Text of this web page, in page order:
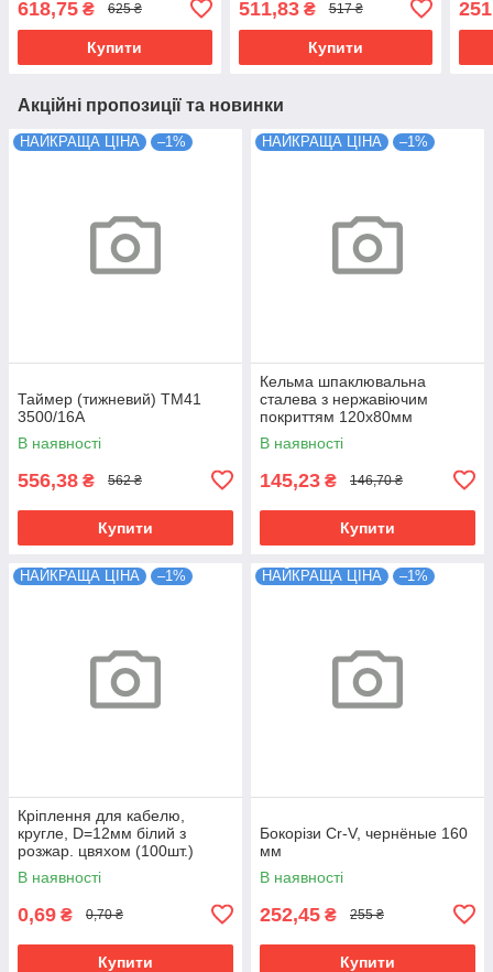
618,75 ₴ 625 ₴
Купити
511,83₴ 517 ₴
Купити
Акційні пропозиції та новинки
НАЙКРАЩА ЦІНА –1%
Таймер (тижневий) ТМ41
3500/16А
В наявності
556,38 ₴ 562 ₴
Купити
НАЙКРАЩА ЦІНА –1%
Кельма шпаклювальна
сталева з нержавіючим
покриттям 120х80мм
В наявності
145,23 ₴ 146,70 ₴
Купити
НАЙКРАЩА ЦІНА –1%
Кріплення для кабелю,
кругле, D=12мм білий з
розжар. цвяхом (100шт.)
В наявності
0,69 ₴ 0,70 ₴
Купити
НАЙКРАЩА ЦІНА –1%
Бокорізи Cr-V, чернёные 160
мм
В наявності
252,45 ₴ 255 ₴
Купити